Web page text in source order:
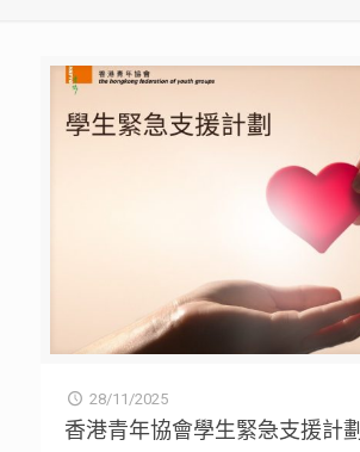
28/11/2025
香港青年協會學生緊急支援計劃